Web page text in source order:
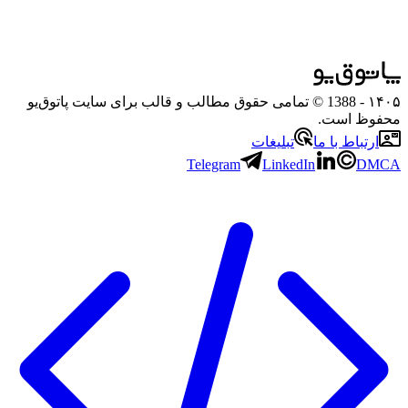
۱۴۰۵
- 1388 © تمامی حقوق مطالب و قالب برای سایت پاتوق‌یو
محفوظ است.
ارتباط با ما
تبلیغات
Telegram
LinkedIn DMCA